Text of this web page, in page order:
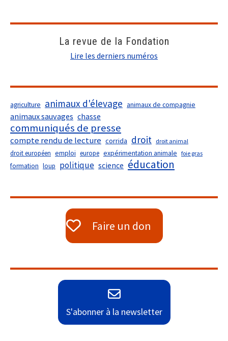
La revue de la Fondation
Lire les derniers numéros
agriculture animaux d'élevage animaux de compagnie
animaux sauvages chasse
communiqués de presse
compte rendu de lecture corrida droit droit animal
droit européen emploi europe expérimentation animale foie gras
formation loup politique science éducation
Faire un don
S'abonner à la newsletter